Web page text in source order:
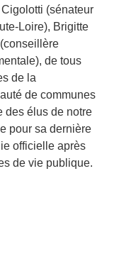
Cigolotti (sénateur
Loire), Brigitte
de tous
de la
de communes
des élus de notre
pour sa dernière
officielle après
de vie publique.